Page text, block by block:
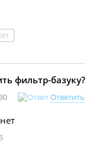
фильтр-базуку?
Ответить